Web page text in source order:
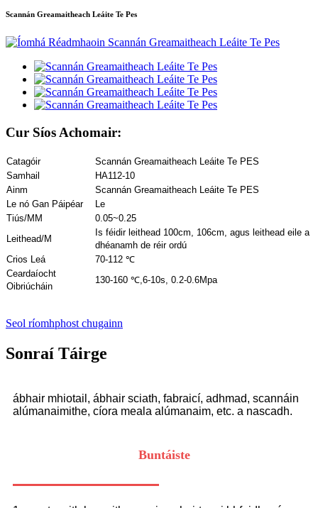
Scannán Greamaitheach Leáite Te Pes
Cur Síos Achomair:
Catagóir
Scannán Greamaitheach Leáite Te PES
Samhail
HA112-10
Ainm
Scannán Greamaitheach Leáite Te PES
Le nó Gan Páipéar
Le
Tiús/MM
0.05~0.25
Leithead/M
Is féidir leithead 100cm, 106cm, agus leithead eile a
dhéanamh de réir ordú
Crios Leá
70-112 ℃
Ceardaíocht
Oibriúcháin
130-160 ℃, 6-10s, 0.2-0.6Mpa
Seol ríomhphost chugainn
Sonraí Táirge
ábhair mhiotail, ábhair sciath, fabraicí, adhmad, scannáin
alúmanaimithe, cíora meala alúmanaim, etc. a nascadh.
Buntáiste